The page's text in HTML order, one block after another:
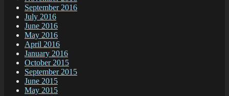
September 2016
July 2016
June 2016
May 2016
April 2016
January 2016
October 2015
September 2015
June 2015
May 2015